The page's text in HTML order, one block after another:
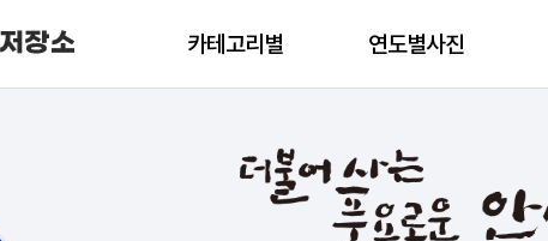
카테고리별 연도별사진